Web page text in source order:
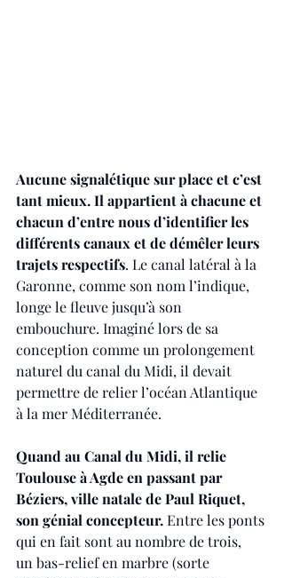
Aucune signalétique sur place et c’est
tant mieux. Il appartient à chacune et
chacun d’entre nous d’identifier les
différents canaux et de démêler leurs
trajets respectifs. Le canal latéral à la
Garonne, comme son nom l’indique,
longe le fleuve jusqu’à son
embouchure. Imaginé lors de sa
conception comme un prolongement
naturel du canal du Midi, il devait
permettre de relier l’océan Atlantique
à la mer Méditerranée.
Quand au Canal du Midi, il relie
Toulouse à Agde en passant par
Béziers, ville natale de Paul Riquet,
son génial concepteur. Entre les ponts
qui en fait sont au nombre de trois,
un bas-relief en marbre (sorte